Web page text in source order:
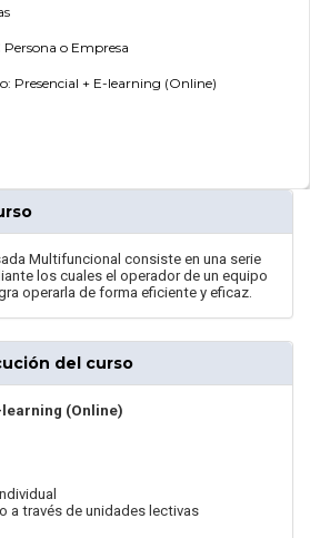
Persona o Empresa
Presencial + E-learning (Online)
Multifuncional consiste en una serie
los cuales el operador de un equipo
operarla de forma eficiente y eficaz.
del curso
(Online)
a través de unidades lectivas